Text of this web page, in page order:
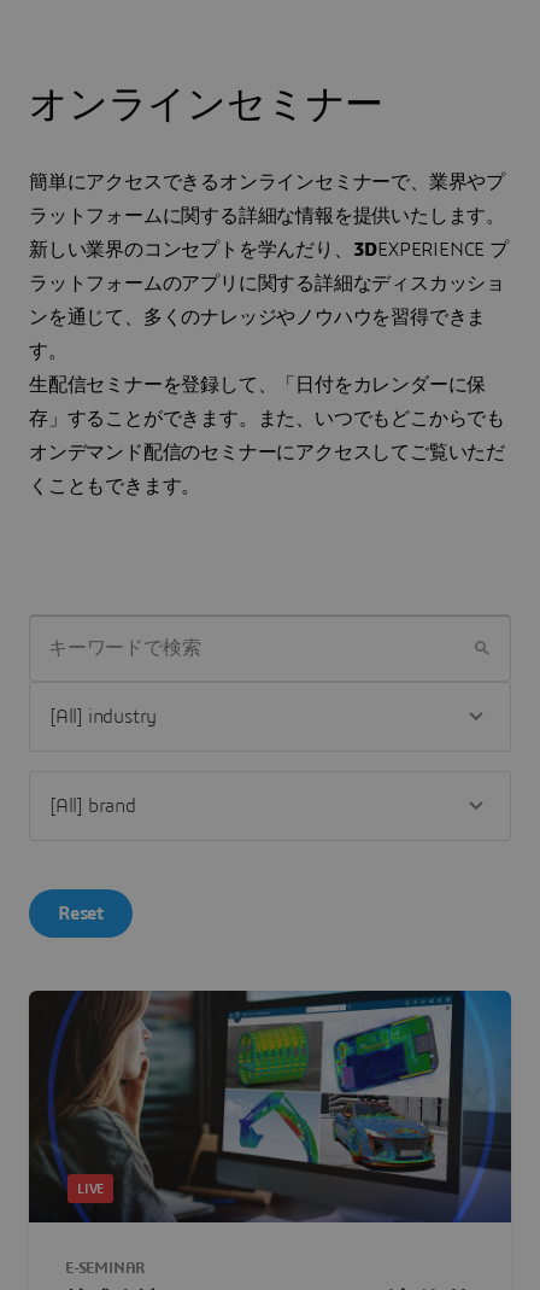
オンラインセミナー
簡単にアクセスできるオンラインセミナーで、業界やプ
ラットフォームに関する詳細な情報を提供いたします。
新しい業界のコンセプトを学んだり、 3DEXPERIENCE プ
ラットフォームのアプリに関する詳細なディスカッショ
ンを通じて、多くのナレッジやノウハウを習得できま
す。
生配信セミナーを登録して、「日付をカレンダーに保
存」することができます。また、いつでもどこからでも
オンデマンド配信のセミナーにアクセスしてご覧いただ
くこともできます。
キーワードで検索
Reset
LIVE
E-SEMINAR